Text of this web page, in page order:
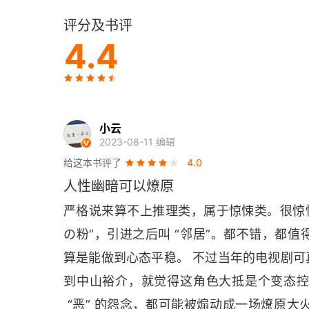
11 龟裂
12 排除
14 参战
15 对决
17 怪癖
18 袭击
19 后备厢
评分及书评
4.4
小云
2023-08-11 编辑
给这本书评了
4.0
人性幽暗可以燎原
严格说来算不上推理类，属于惊悚类。很
の粉”，引进之后叫 “邻居”。都不错，都
算是能做到心态平稳。 不过当年的电视剧
到中山裕介，就觉得这角色大抵是个变态
“恶” 的怨念，都可能被煽动成一场燎原